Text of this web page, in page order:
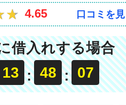
4.65 口コミを
借入れする場合
13 : 48 : 05